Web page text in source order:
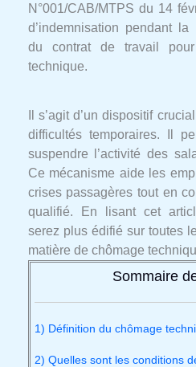
N°001/CAB/MTPS du 14
d’indemnisation pendant
du contrat de travail
technique.
Il s’agit d’un dispositif
difficultés temporaires. Il
suspendre l’activité des
Ce mécanisme aide les
crises passagères tout en
qualifié. En lisant cet
serez plus édifié sur toutes
matière de chômage
Sommaire
1) Définition du chômage
2) Quelles sont les conditions